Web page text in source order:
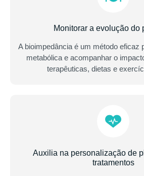
Monitorar a evolução do
A bioimpedância é um método eficaz
metabólica e acompanhar o
terapêuticas, dietas e
Auxilia na personalização de
tratamentos